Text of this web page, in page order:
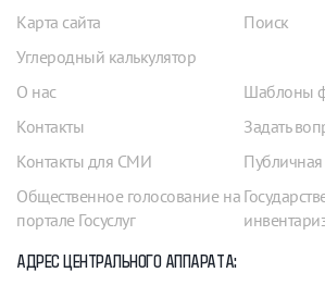
Карта сайта
Углеродный калькулятор
Поиск
О нас
Контакты
Контакты для СМИ
Общественное голосование на
портале Госуслуг
Шаблоны
Задать
Публичная
АДРЕС ЦЕНТРАЛЬНОГО АППАРАТА: